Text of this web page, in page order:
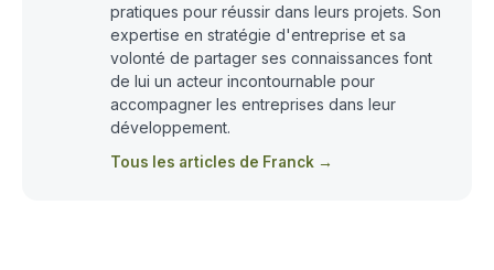
pratiques pour réussir dans leurs projets. Son
expertise en stratégie d'entreprise et sa
volonté de partager ses connaissances font
de lui un acteur incontournable pour
accompagner les entreprises dans leur
développement.
Tous les articles de Franck →